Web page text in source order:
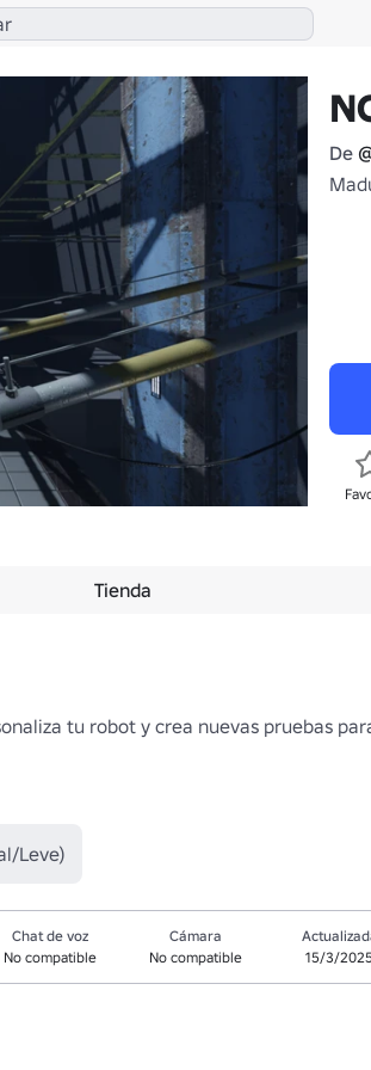
De
Tienda
tu robot y crea nuevas pruebas
Leve)
Chat de voz
No compatible
Cámara
No compatible
15/3/2025